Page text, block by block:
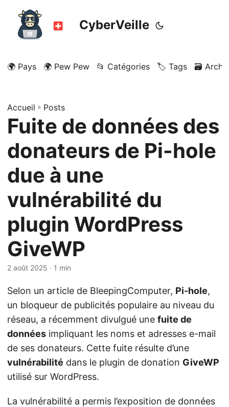
CyberVeille
🌍 Pays 🌍 Pew Pew 📂 Catégories 🏷️ Tags 🗃️
Accueil » Posts
Fuite de données des
donateurs de Pi-hole
due à une
vulnérabilité du
plugin WordPress
GiveWP
2 août 2025 · 1 min
Selon un article de BleepingComputer, Pi-hole,
un bloqueur de publicités populaire au niveau du
réseau, a récemment divulgué une fuite de
données impliquant les noms et adresses e-mail
de ses donateurs. Cette fuite résulte d’une
vulnérabilité dans le plugin de donation GiveWP
utilisé sur WordPress.
La vulnérabilité a permis l’exposition de données